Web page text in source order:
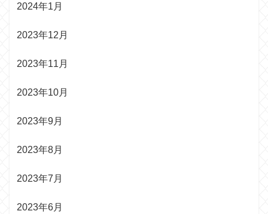
2024年1月
2023年12月
2023年11月
2023年10月
2023年9月
2023年8月
2023年7月
2023年6月